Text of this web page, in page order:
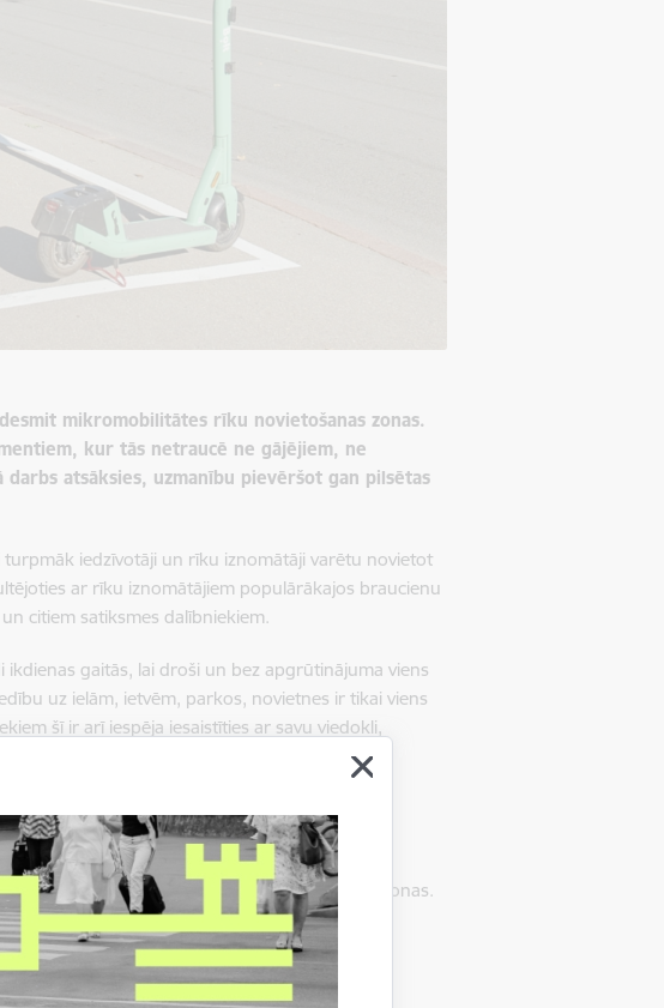
mikromobilitātes rīku novietošanas zonas.
kur tās netraucē ne gājējiem, ne
atsāksies, uzmanību pievēršot gan pilsētas
iedzīvotāji un rīku iznomātāji varētu novietot
ar rīku iznomātājiem populārākajos braucienu
citiem satiksmes dalībniekiem.
gaitās, lai droši un bez apgrūtinājuma viens
uz ielām, ietvēm, parkos, novietnes ir tikai viens
šī ir arī iespēja iesaistīties ar savu viedokli,
rīku novietošanas zonas. Karte
ieviest mikromobilitātes rīku novietošanas zonas.
ieviestu nākamā gada siltajā sezonā.
e-pasts: lelde.rudzika@riga.lv